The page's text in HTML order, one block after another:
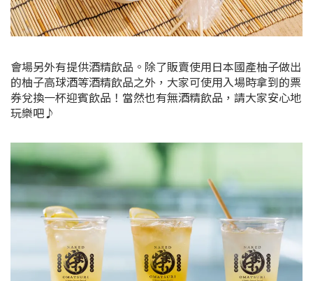
會場另外有提供酒精飲品。除了販賣使用日本國產柚子做出
的柚子高球酒等酒精飲品之外，大家可使用入場時拿到的票
券兌換一杯迎賓飲品！當然也有無酒精飲品，請大家安心地
玩樂吧♪